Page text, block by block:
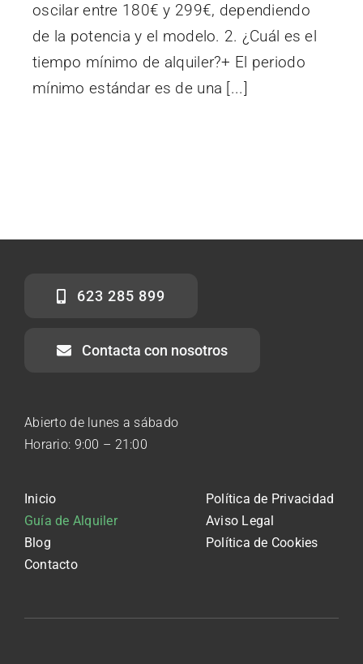
oscilar entre 180€ y 299€, dependiendo
de la potencia y el modelo. 2. ¿Cuál es el
tiempo mínimo de alquiler?+ El periodo
mínimo estándar es de una [...]
623 285 899
Contacta con nosotros
Abierto de lunes a sábado
Horario: 9:00 – 21:00
Inicio
Guía de Alquiler
Blog
Contacto
Política de Privacidad
Aviso Legal
Política de Cookies